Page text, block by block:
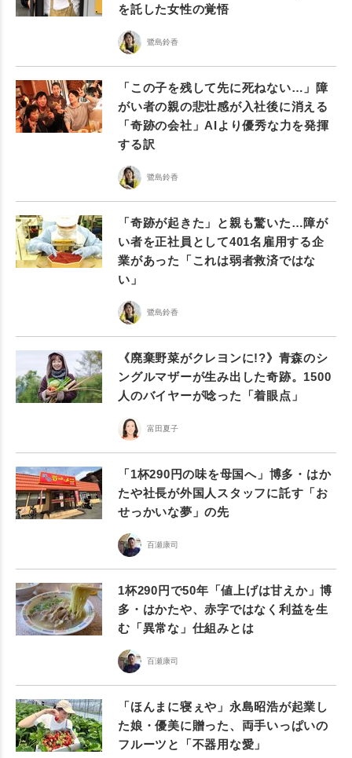
を託した女性の覚悟
鷺島鈴香
「この子を残して先に死ねない…」障
がい者の親の悲壮感が入社後に消える
「奇跡の会社」AIより優秀な力を発揮
する訳
鷺島鈴香
「奇跡が起きた」と親も驚いた…障が
い者を正社員として401名雇用する企
業があった「これは弱者救済ではな
い」
鷺島鈴香
《廃棄野菜がクレヨンに!?》青森のシ
ングルマザーが生み出した奇跡。1500
人のバイヤーが唸った「着眼点」
富田夏子
「1杯290円の味を母国へ」博多・はか
たや社長が外国人スタッフに託す「お
せっかいな夢」の先
百瀬康司
1杯290円で50年「値上げは甘えか」博
多・はかたや、赤字ではなく利益を生
む「異常な」仕組みとは
百瀬康司
「ほんまに寝ぇや」永島昭浩が起業し
た娘・優美に贈った、両手いっぱいの
フルーツと「不器用な愛」